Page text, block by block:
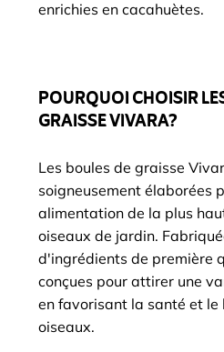
enrichies en cacahuètes.
POURQUOI CHOISIR
GRAISSE VIVARA?
Les boules de graisse
soigneusement élaborées
alimentation de la plus
oiseaux de jardin.
d'ingrédients de première
conçues pour attirer une
en favorisant la santé et le
oiseaux.